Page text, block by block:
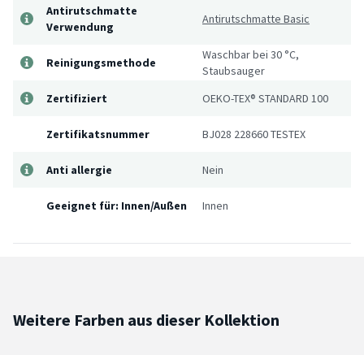
Antirutschmatte
Verwendung
Antirutschmatte Basic
Reinigungsmethode
Waschbar bei 30 °C,
Staubsauger
Zertifiziert
OEKO-TEX® STANDARD 100
Zertifikatsnummer BJ028 228660 TESTEX
Anti allergie Nein
Geeignet für: Innen/Außen Innen
Weitere Farben aus dieser Kollektion